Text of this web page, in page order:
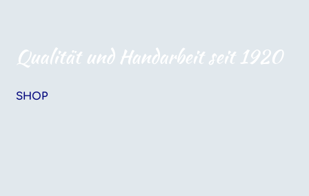
Qualität und Handarbeit seit 1920
SHOP